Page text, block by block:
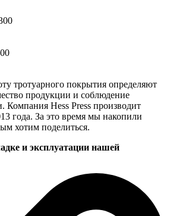
тротуарного покрытия определяют
продукции и соблюдение
Компания Hess Press производит
года. За это время мы накопили
хотим поделиться.
и эксплуатации нашей